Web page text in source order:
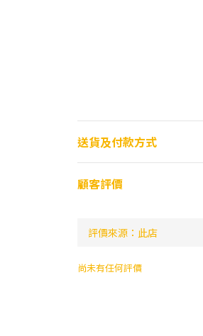
送貨及付款方式
顧客評價
尚未有任何評價